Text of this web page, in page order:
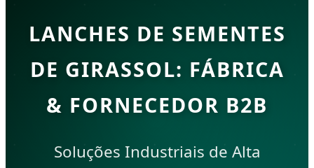
LANCHES DE SEMENTES
DE GIRASSOL: FÁBRICA
& FORNECEDOR B2B
Soluções Industriais de Alta